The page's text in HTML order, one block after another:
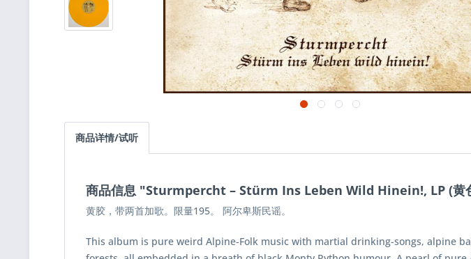
商品详情/试听
商品信息 "Sturmpercht ‎– Stürm Ins Leben Wild Hinein!, LP (黄
黄胶，带两首加歌。限量195。 阿尔卑斯民谣。
This album is pure weird Alpine-Folk music with martial drinking-songs, alpine